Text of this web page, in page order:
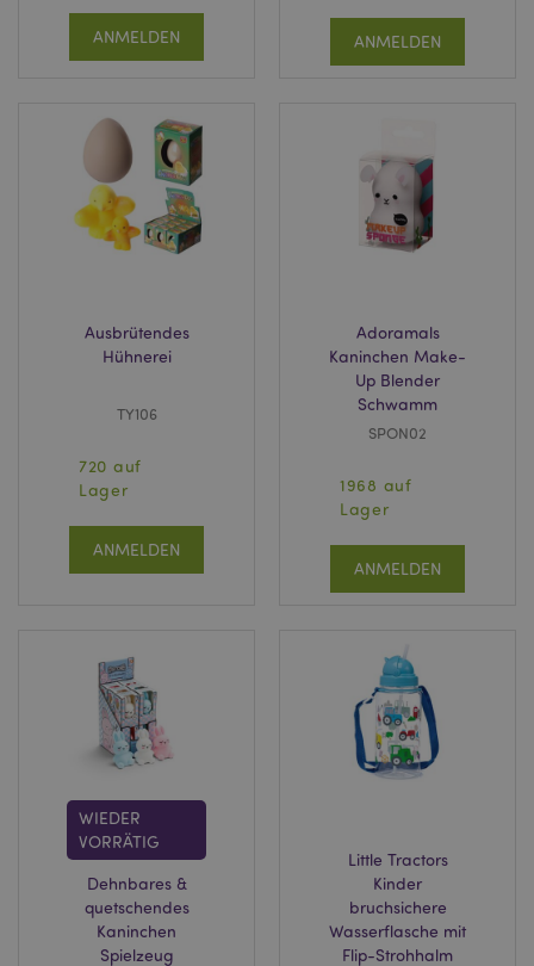
ANMELDEN ANMELDEN
Ausbrütendes
Hühnerei
TY106
720 auf
Lager
ANMELDEN
Adoramals
Kaninchen Make-
Up Blender
Schwamm
SPON02
1968 auf
Lager
ANMELDEN
WIEDER
VORRÄTIG
Dehnbares &
quetschendes
Kaninchen
Spielzeug
Little Tractors
Kinder
bruchsichere
Wasserflasche mit
Flip-Strohhalm